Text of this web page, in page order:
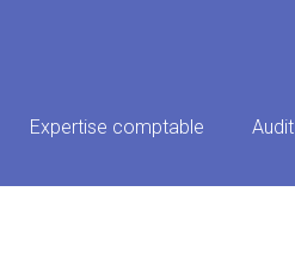
Expertise comptable Audit